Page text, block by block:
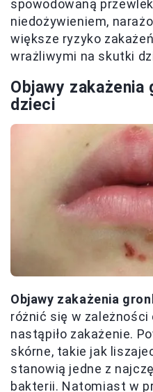
spowodowaną
niedożywieniem,
większe ryzyko
wrażliwymi na skutki
Objawy zakażenia
dzieci
Objawy zakażenia
różnić się w
nastąpiło zakażenie.
skórne, takie jak
stanowią jedne z
bakterii. Natomiast w